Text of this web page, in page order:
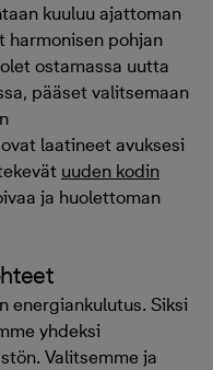
kuuluu ajattoman
harmonisen pohjan
ostamassa uutta
pääset valitsemaan
laatineet avuksesi
uuden kodin
ja huolettoman
energiankulutus. Siksi
yhdeksi
Valitsemme ja